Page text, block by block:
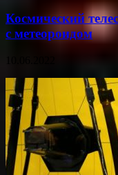
Космический
с метеороидом